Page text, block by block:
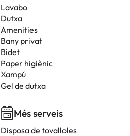
Lavabo
Dutxa
Amenities
Bany privat
Bidet
Paper higiènic
Xampú
Gel de dutxa
Més serveis
Disposa de tovalloles